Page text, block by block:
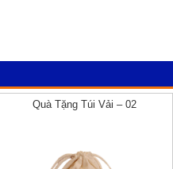
Quà Tặng Túi Vải – 02